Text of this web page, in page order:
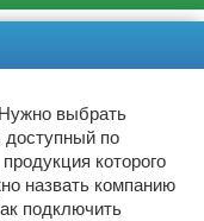
выбрать
доступный по
которого
назвать компанию
подключить